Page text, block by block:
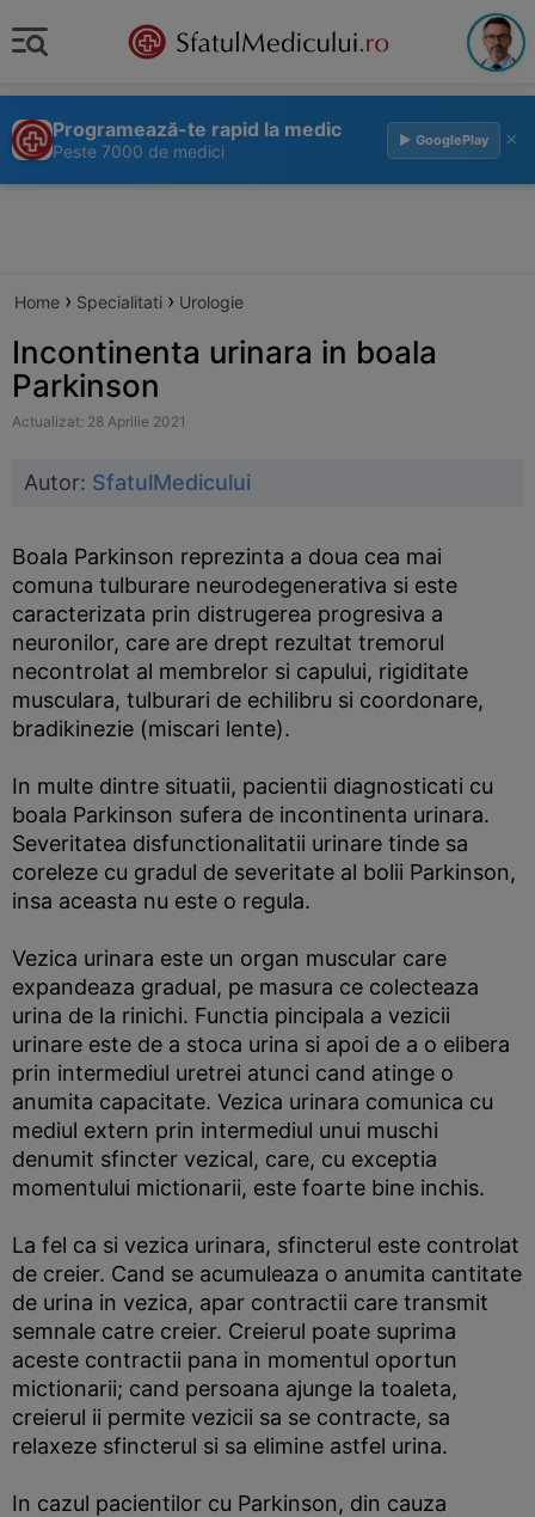
Programează-te rapid la medic
Peste 7000 de medici
▶ GooglePlay ×
Home › Specialitati › Urologie
Incontinenta urinara in boala
Parkinson
Actualizat: 28 Aprilie 2021
Autor: SfatulMedicului
Boala Parkinson reprezinta a doua cea mai
comuna tulburare neurodegenerativa si este
caracterizata prin distrugerea progresiva a
neuronilor, care are drept rezultat tremorul
necontrolat al membrelor si capului, rigiditate
musculara, tulburari de echilibru si coordonare,
bradikinezie (miscari lente).
In multe dintre situatii, pacientii diagnosticati cu
boala Parkinson sufera de incontinenta urinara.
Severitatea disfunctionalitatii urinare tinde sa
coreleze cu gradul de severitate al bolii Parkinson,
insa aceasta nu este o regula.
Vezica urinara este un organ muscular care
expandeaza gradual, pe masura ce colecteaza
urina de la rinichi. Functia pincipala a vezicii
urinare este de a stoca urina si apoi de a o elibera
prin intermediul uretrei atunci cand atinge o
anumita capacitate. Vezica urinara comunica cu
mediul extern prin intermediul unui muschi
denumit sfincter vezical, care, cu exceptia
momentului mictionarii, este foarte bine inchis.
La fel ca si vezica urinara, sfincterul este controlat
de creier. Cand se acumuleaza o anumita cantitate
de urina in vezica, apar contractii care transmit
semnale catre creier. Creierul poate suprima
aceste contractii pana in momentul oportun
mictionarii; cand persoana ajunge la toaleta,
creierul ii permite vezicii sa se contracte, sa
relaxeze sfincterul si sa elimine astfel urina.
In cazul pacientilor cu Parkinson, din cauza